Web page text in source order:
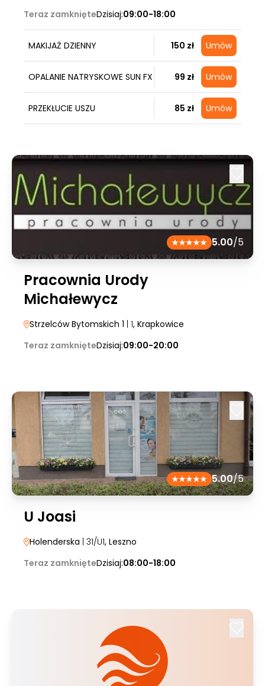
Teraz zamknięteDzisiaj:09:00-18:00
MAKIJAŻ DZIENNY 150 zł Umów
OPALANIE NATRYSKOWE SUN FX 99 zł Umów
PRZEKŁUCIE USZU 85 zł Umów
5.00/5
Pracownia Urody
Michałewycz
Strzelców Bytomskich 1 | 1, Krapkowice
Teraz zamknięteDzisiaj:09:00-20:00
5.00/5
U Joasi
Holenderska | 31/U1, Leszno
Teraz zamknięteDzisiaj:08:00-18:00